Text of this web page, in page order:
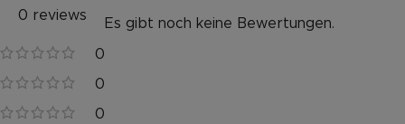
0 reviews
0
0
0
Es gibt noch keine Bewertungen.